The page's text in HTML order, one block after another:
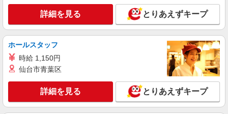
詳細を見る とりあえずキープ
ホールスタッフ
時給 1,150円
仙台市青葉区
詳細を見る とりあえずキープ